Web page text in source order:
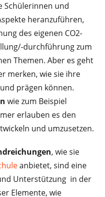
Schülerinnen und
heranzuführen,
des eigenen CO2-
durchführung zum
Themen. Aber es geht
merken, wie sie ihre
prägen können.
wie zum Beispiel
erlauben es den
und umzusetzen.
, wie sie
anbietet, sind eine
Unterstützung in der
Elemente, wie